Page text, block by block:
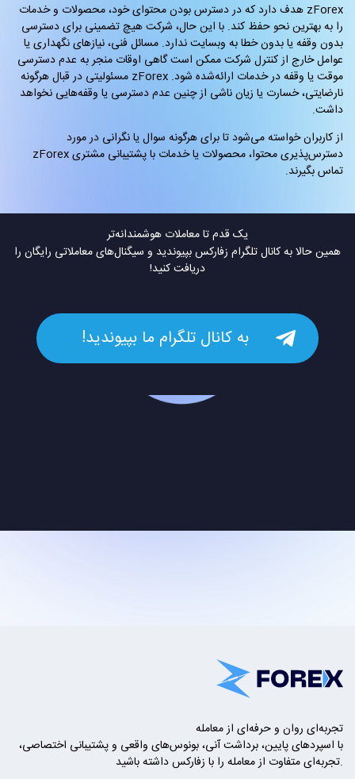
zForex هدف دارد که در دسترس بودن محتوای خود، محصولات و خدمات
را به بهترین نحو حفظ کند. با این حال، شرکت هیچ تضمینی برای دسترسی
بدون وقفه یا بدون خطا به وبسایت ندارد. مسائل فنی، نیازهای نگهداری یا
عوامل خارج از کنترل شرکت ممکن است گاهی اوقات منجر به عدم دسترسی
موقت یا وقفه در خدمات ارائه‌شده شود. zForex مسئولیتی در قبال هرگونه
نارضایتی، خسارت یا زیان ناشی از چنین عدم دسترسی یا وقفه‌هایی نخواهد
داشت.
از کاربران خواسته می‌شود تا برای هرگونه سوال یا نگرانی در مورد
دسترس‌پذیری محتوا، محصولات یا خدمات با پشتیبانی مشتری zForex
تماس بگیرند.
یک قدم تا معاملات هوشمندانه‌تر
همین حالا به کانال تلگرام زفارکس بپیوندید و سیگنال‌های معاملاتی رایگان را
دریافت کنید!
به کانال تلگرام ما بپیوندید!
تجربه‌ای روان و حرفه‌ای از معامله
با اسپردهای پایین، برداشت آنی، بونوس‌های واقعی و پشتیبانی اختصاصی،
تجربه‌ای متفاوت از معامله را با زفارکس داشته باشید.